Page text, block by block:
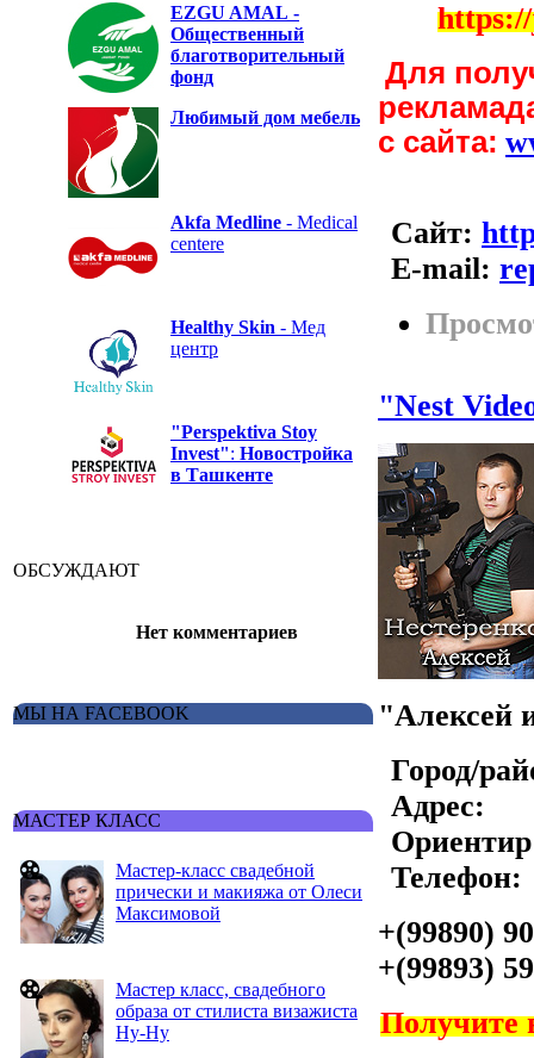
EZGU AMAL -
Общественный
благотворительный
фонд
Любимый дом мебель
Akfa Medline - Medical
centere
Healthy Skin - Мед
центр
"Perspektiva Stoy
Invest": Новостройка
в Ташкенте
ОБСУЖДАЮТ
Нет комментариев
МЫ НА FACEBOOK
МАСТЕР КЛАСС
Мастер-класс свадебной
прически и макияжа от Олеси
Максимовой
Мастер класс, свадебного
образа от стилиста визажиста
Ну-Ну
Для
с сайта:
Сайт:
E-mail:
"Nest
"Алексей
Город/
Адрес:
Телефон:
+(99890)
+(99893)
Получите